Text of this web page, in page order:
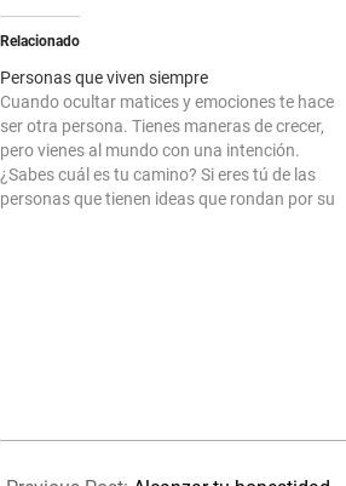
Relacionado
Personas que viven siempre
Cuando ocultar matices y emociones te hace
ser otra persona. Tienes maneras de crecer,
pero vienes al mundo con una intención.
¿Sabes cuál es tu camino? Si eres tú de las
personas que tienen ideas que rondan por su